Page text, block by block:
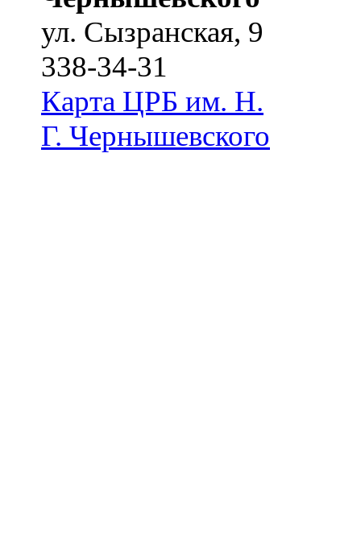
ул. Сызранская, 9
338-34-31
Карта ЦРБ им. Н.
Г. Чернышевского